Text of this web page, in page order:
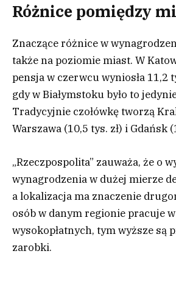
Różnice pomiędzy
Znaczące różnice w
także na poziomie miast. W
pensja w czerwcu wyniosła 11,2
gdy w Białymstoku było to
Tradycyjnie czołówkę tworzą
Warszawa (10,5 tys. zł) i Gdańsk
„Rzeczpospolita” zauważa, że o
wynagrodzenia w dużej mierze
a lokalizacja ma znaczenie
osób w danym regionie pracuje
wysokopłatnych, tym wyższe są
zarobki.